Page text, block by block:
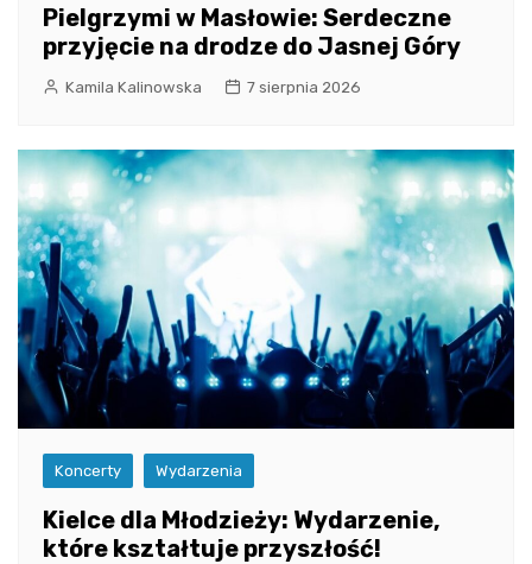
Pielgrzymi w Masłowie: Serdeczne
przyjęcie na drodze do Jasnej Góry
Kamila Kalinowska 7 sierpnia 2026
Koncerty Wydarzenia
Kielce dla Młodzieży: Wydarzenie,
które kształtuje przyszłość!